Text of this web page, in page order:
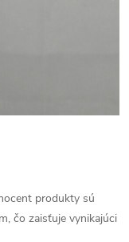
produkty sú
čo zaisťuje vynikajúci